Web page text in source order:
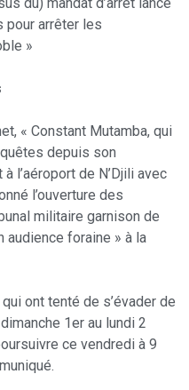
pour arrêter les
»
« Constant Mutamba, qui
depuis son
l’aéroport de N’Djili avec
l’ouverture des
militaire garnison de
audience foraine » à la
ont tenté de s’évader de
1er au lundi 2
ce vendredi à 9